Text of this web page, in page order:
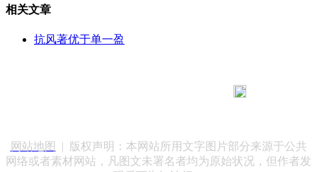
相关文章
抗风著优于单一盈
网站地图
| 版权声明：本网站所用文字图片部分来源于公共
网络或者素材网站，凡图文未署名者均为原始状况，但作者发